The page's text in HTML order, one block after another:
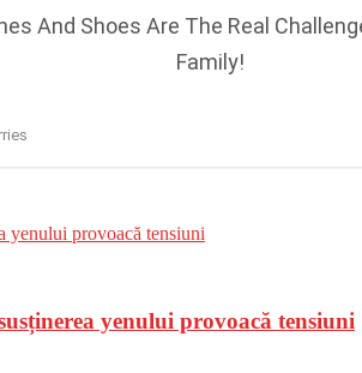
yenului provoacă tensiuni